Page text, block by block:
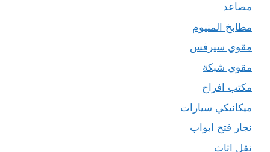
مصاعد
مطابخ المنيوم
مقوي سيرفس
مقوي شبكة
مكتب افراح
ميكانيكي سيارات
نجار فتح ابواب
نقل اثاث